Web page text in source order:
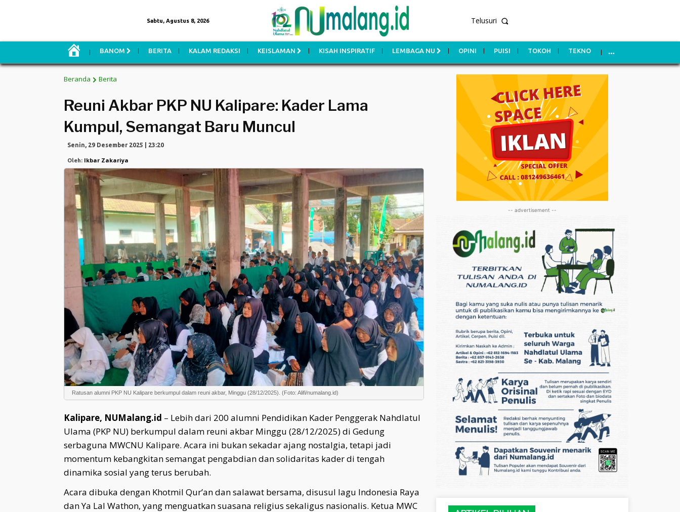
Sabtu, Agustus 8, 2026 Telusuri
M
BANOM BERITA KALAM REDAKSI KEISLAMAN KISAH INSPIRATIF LEMBAGA NU OPINI PUISI TOKOH TEKNO
Beranda Berita
Reuni Akbar PKP NU Kalipare: Kader Lama
Kumpul, Semangat Baru Muncul
Senin, 29 Desember 2025 | 23:20
Oleh: Ikbar Zakariya
Ratusan alumni PKP NU Kalipare berkumpul dalam reuni akbar, Minggu (28/12/2025). (Foto: Alifi/numalang.id)
Kalipare, NUMalang.id – Lebih dari 200 alumni Pendidikan Kader Penggerak Nahdlatul
Ulama (PKP NU) berkumpul dalam reuni akbar Minggu (28/12/2025) di Gedung
serbaguna MWCNU Kalipare. Acara ini bukan sekadar ajang nostalgia, tetapi jadi
momentum kebangkitan semangat pengabdian dan solidaritas kader di tengah
dinamika sosial yang terus berubah.
Acara dibuka dengan Khotmil Qur’an dan salawat bersama, disusul lagu Indonesia Raya
dan Ya Lal Wathon, yang menguatkan suasana religius sekaligus nasionalis. Ketua MWC
-- advertisement --